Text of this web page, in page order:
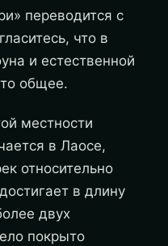
переводится с
что в
и естественной
общее.
местности
в Лаосе,
относительно
в длину
двух
покрыто